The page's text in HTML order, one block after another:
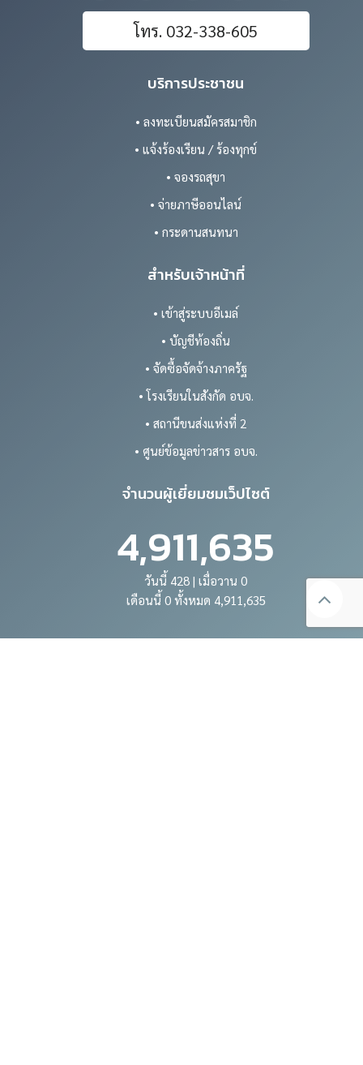
โทร. 032-338-605
บริการประชาชน
• ลงทะเบียนสมัครสมาชิก
• แจ้งร้องเรียน / ร้องทุกข์
• จองรถสุขา
• จ่ายภาษีออนไลน์
• กระดานสนทนา
สำหรับเจ้าหน้าที่
• เข้าสู่ระบบอีเมล์
• บัญชีท้องถิ่น
• จัดซื้อจัดจ้างภาครัฐ
• โรงเรียนในสังกัด อบจ.
• สถานีขนส่งแห่งที่ 2
• ศูนย์ข้อมูลข่าวสาร อบจ.
จำนวนผู้เยี่ยมชมเว็ปไซต์
4,911,635
วันนี้ 428 | เมื่อวาน 0
เดือนนี้ 0 ทั้งหมด 4,911,635